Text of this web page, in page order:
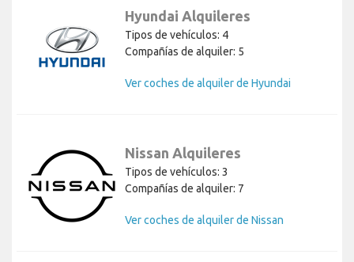
Hyundai Alquileres
Tipos de vehículos: 4
Compañías de alquiler: 5
Ver coches de alquiler de Hyundai
Nissan Alquileres
Tipos de vehículos: 3
Compañías de alquiler: 7
Ver coches de alquiler de Nissan